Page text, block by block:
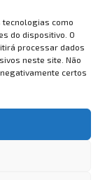
como
do dispositivo. O
processar dados
neste site. Não
certos
de Arte.
Freire,
Dra.
Alcântara,
Dr. José